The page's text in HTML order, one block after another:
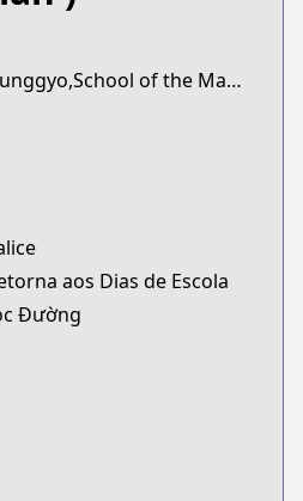
series/school-of-
synonyms:Ag-ui Deunggyo,School of the Malice
aos Dias de Escola
Đường